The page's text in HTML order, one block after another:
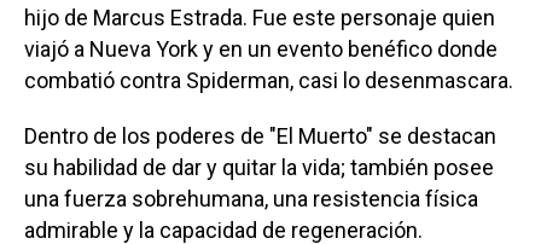
hijo de Marcus Estrada. Fue este personaje quien
viajó a Nueva York y en un evento benéfico donde
combatió contra Spiderman, casi lo desenmascara.
Dentro de los poderes de "El Muerto" se destacan
su habilidad de dar y quitar la vida; también posee
una fuerza sobrehumana, una resistencia física
admirable y la capacidad de regeneración.